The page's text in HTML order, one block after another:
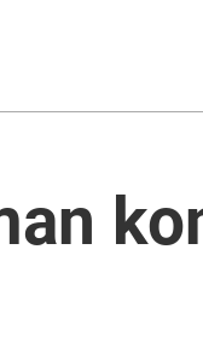
w sprawie ofiar